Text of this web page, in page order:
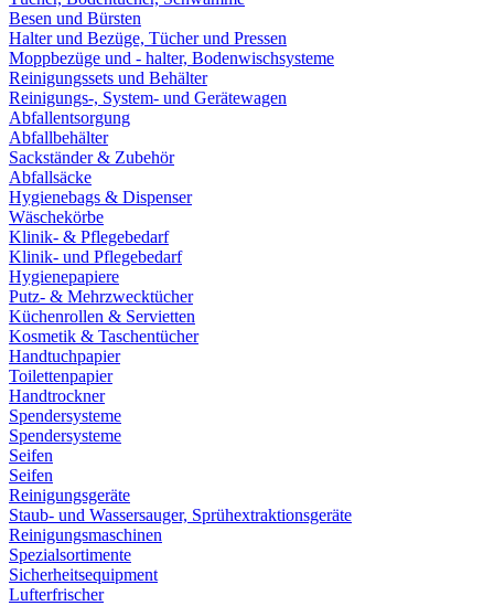
Besen und Bürsten
Halter und Bezüge, Tücher und Pressen
Moppbezüge und - halter, Bodenwischsysteme
Reinigungssets und Behälter
Reinigungs-, System- und Gerätewagen
Abfallentsorgung
Abfallbehälter
Sackständer & Zubehör
Abfallsäcke
Hygienebags & Dispenser
Wäschekörbe
Klinik- & Pflegebedarf
Klinik- und Pflegebedarf
Hygienepapiere
Putz- & Mehrzwecktücher
Küchenrollen & Servietten
Kosmetik & Taschentücher
Handtuchpapier
Toilettenpapier
Handtrockner
Spendersysteme
Spendersysteme
Seifen
Seifen
Reinigungsgeräte
Staub- und Wassersauger, Sprühextraktionsgeräte
Reinigungsmaschinen
Spezialsortimente
Sicherheitsequipment
Lufterfrischer